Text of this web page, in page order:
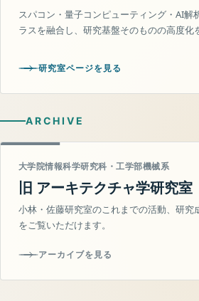
スパコン・量子コンピューティング・AI解
ラスを融合し、研究基盤そのものの高度化
研究室ページを見る
ARCHIVE
大学院情報科学研究科・工学部機械系
旧 アーキテクチャ学研究室
小林・佐藤研究室のこれまでの活動、研究
をご覧いただけます。
アーカイブを見る